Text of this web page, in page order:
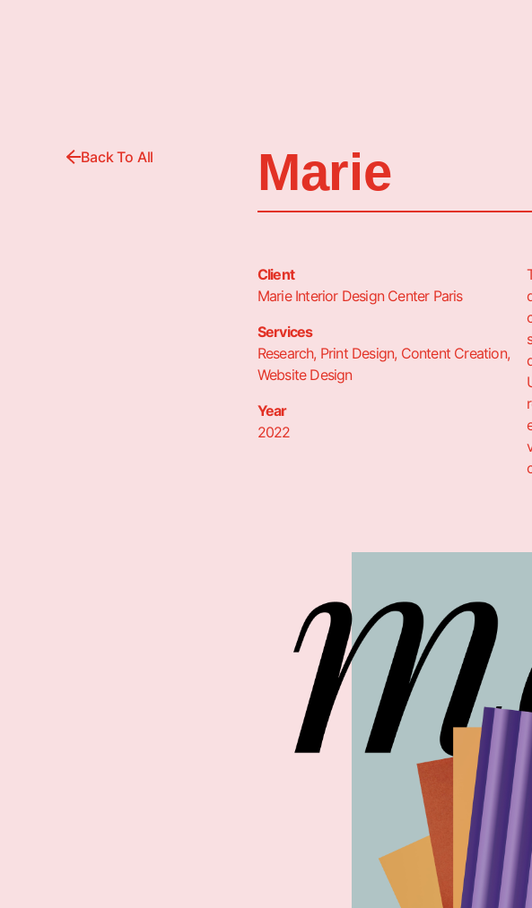
Back To All Marie
Client
Marie Interior Design Center Paris
Services
Research, Print Design, Content Creation,
Website Design
Year
2022